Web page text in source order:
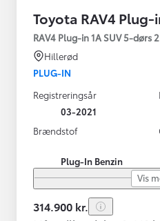
Toyota RAV4 Plug-
RAV4 Plug-in 1A SUV 5-
Hillerød
PLUG-IN
Registreringsår
03-2021
Brændstof
Plug-In Benzin
Vis
314.900 kr.